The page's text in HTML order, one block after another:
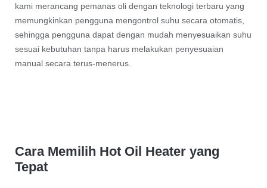
kami merancang pemanas oli dengan teknologi terbaru yang
memungkinkan pengguna mengontrol suhu secara otomatis,
sehingga pengguna dapat dengan mudah menyesuaikan suhu
sesuai kebutuhan tanpa harus melakukan penyesuaian
manual secara terus-menerus.
Cara Memilih Hot Oil Heater yang
Tepat